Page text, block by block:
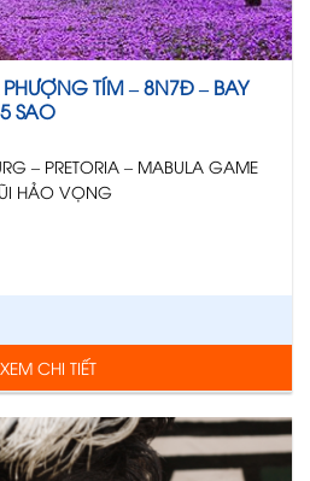
TÍM – 8N7Đ – BAY
SAO
– PRETORIA – MABULA GAME
HẢO VỌNG
XEM CHI TIẾT